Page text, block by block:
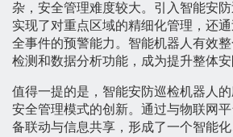
杂，安全管理难度较大。引入智能安
实现了对重点区域的精细化管理，还
全事件的预警能力。智能机器人有效
检测和数据分析功能，成为提升整体安
值得一提的是，智能安防巡检机器人
安全管理模式的创新。通过与物联网
备联动与信息共享，形成了一个智能